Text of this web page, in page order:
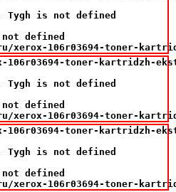
Tygh is not defined
defined
xerox-106r03694-toner-
toner-kartridzh-
Tygh is not defined
defined
xerox-106r03694-toner-
toner-kartridzh-
Tygh is not defined
defined
xerox-106r03694-toner-